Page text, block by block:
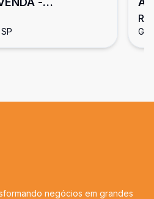
negócios em grandes